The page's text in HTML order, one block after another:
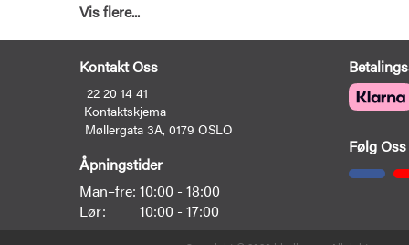
Vis flere...
Kontakt Oss
22 20 14 41
Kontaktskjema
Møllergata 3A, 0179 OSLO
Åpningstider
Man–fre: 10:00 - 18:00
Lør:
10:00 - 17:00
Følg Oss